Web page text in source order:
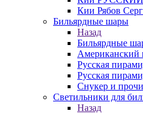
Кии Рябов
Бильярдные шары
Назад
Бильярдные
Американский
Русская
Русская
Снукер и
Светильники для
Назад